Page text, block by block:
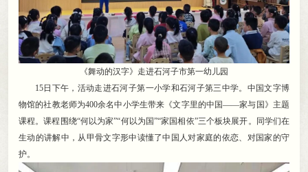
《舞动的汉字》走进石河子市第一幼儿园
15日下午 ， 活动走进石河子第一小学和石河子第三中学。中国文字博
物馆的社教老师为400余名中小学生带来《文字里的中国——家与国》主题
课程 。课程围绕“何以为家”“何以为国”“家国相依”三个板块展开。同学们在
生动的讲解中 ， 从甲骨文字形中读懂了中国人对家庭的依恋、对国家的守
护。